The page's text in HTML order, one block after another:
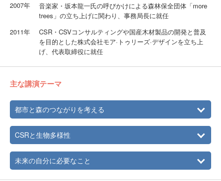
2007年
音楽家・坂本龍一氏の呼びかけによる森林保全団体「more
trees」の立ち上げに関わり、事務局長に就任
2011年
CSR・CSVコンサルティングや国産木材製品の開発と普及
を目的とした株式会社モア·トゥリーズ·デザインを立ち上
げ、代表取締役に就任
主な講演テーマ
都市と森のつながりを考える
CSRと生物多様性
未来の自分に必要なこと